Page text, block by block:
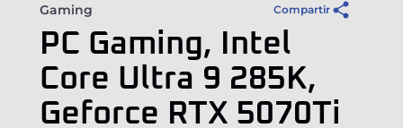
Gaming Compartir
PC Gaming, Intel
Core Ultra 9 285K,
Geforce RTX 5070Ti